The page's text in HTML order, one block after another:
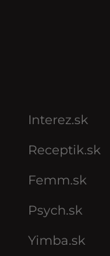
Interez.sk
Receptik.sk
Femm.sk
Psych.sk
Yimba.sk